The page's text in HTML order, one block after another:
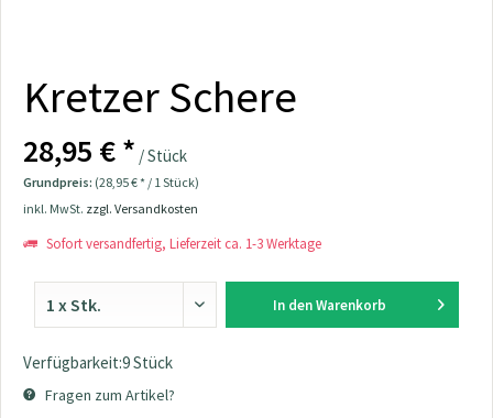
Kretzer Schere
28,95 € * / Stück
Grundpreis: (28,95 € * / 1 Stück)
inkl. MwSt. zzgl. Versandkosten
Sofort versandfertig, Lieferzeit ca. 1-3 Werktage
In den Warenkorb
Verfügbarkeit:9 Stück
Fragen zum Artikel?